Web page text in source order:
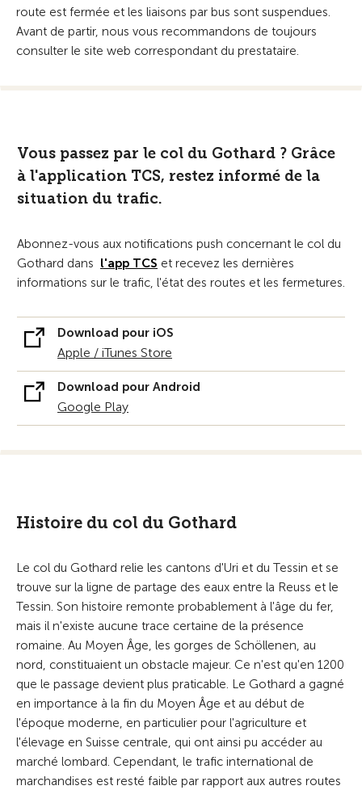
route est fermée et les liaisons par bus sont suspendues.
Avant de partir, nous vous recommandons de toujours
consulter le site web correspondant du prestataire.
Vous passez par le col du Gothard ? Grâce
à l'application TCS, restez informé de la
situation du trafic.
Abonnez-vous aux notifications push concernant le col du
Gothard dans l'app TCS et recevez les dernières
informations sur le trafic, l'état des routes et les fermetures.
Download pour iOS
Apple / iTunes Store
Download pour Android
Google Play
Histoire du col du Gothard
Le col du Gothard relie les cantons d'Uri et du Tessin et se
trouve sur la ligne de partage des eaux entre la Reuss et le
Tessin. Son histoire remonte probablement à l'âge du fer,
mais il n'existe aucune trace certaine de la présence
romaine. Au Moyen Âge, les gorges de Schöllenen, au
nord, constituaient un obstacle majeur. Ce n'est qu'en 1200
que le passage devient plus praticable. Le Gothard a gagné
en importance à la fin du Moyen Âge et au début de
l'époque moderne, en particulier pour l'agriculture et
l'élevage en Suisse centrale, qui ont ainsi pu accéder au
marché lombard. Cependant, le trafic international de
marchandises est resté faible par rapport aux autres routes